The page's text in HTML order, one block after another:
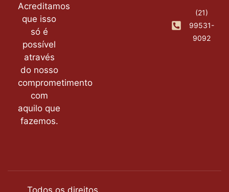
Acreditamos
que isso
só é
possível
através
do nosso
comprometimento
com
aquilo que
fazemos.
(21)
99531-
9092
Todos os direitos